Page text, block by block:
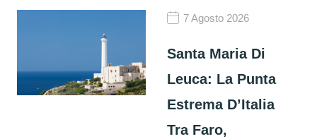
7 Agosto 2026
Santa Maria Di
Leuca: La Punta
Estrema D’Italia
Tra Faro,